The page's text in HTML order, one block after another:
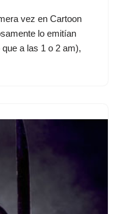
vez en Cartoon
lo emitían
a las 1 o 2 am),